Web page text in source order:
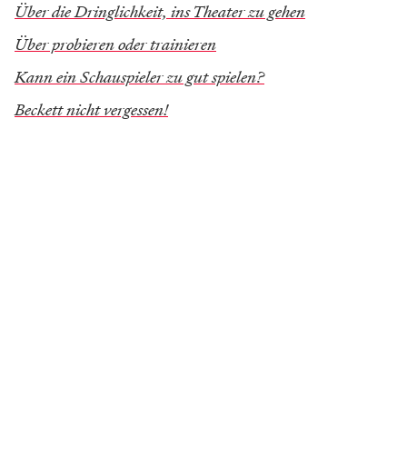
Über die Dringlichkeit, ins Theater zu gehen
Über probieren oder trainieren
Kann ein Schauspieler zu gut spielen?
Beckett nicht vergessen!